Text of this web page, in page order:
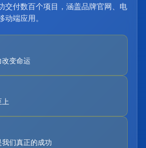
交付数百个项目，涵盖品牌官网、电
动端应用。
改变命运
们真正的成功